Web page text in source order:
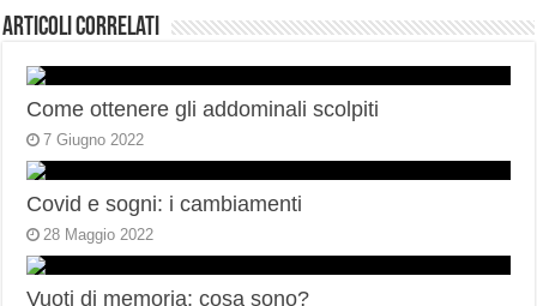
Articoli correlati
Come ottenere gli addominali scolpiti
7 Giugno 2022
Covid e sogni: i cambiamenti
28 Maggio 2022
Vuoti di memoria: cosa sono?